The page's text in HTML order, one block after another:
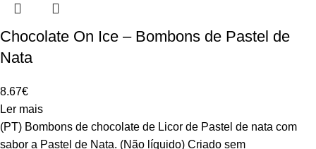
Chocolate On Ice – Bombons de Pastel de
Nata
8.67€
Ler mais
(PT) Bombons de chocolate de Licor de Pastel de nata com
sabor a Pastel de Nata. (Não líquido) Criado sem